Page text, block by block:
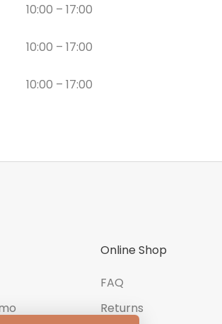
10:00 – 17:00
10:00 – 17:00
10:00 – 17:00
Online Shop
FAQ
Returns